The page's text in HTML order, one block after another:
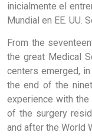
inicialmente el
Mundial en EE. UU.
From the
the great Medical
centers emerged,
the end of the
experience with
of the surgery
and after the World